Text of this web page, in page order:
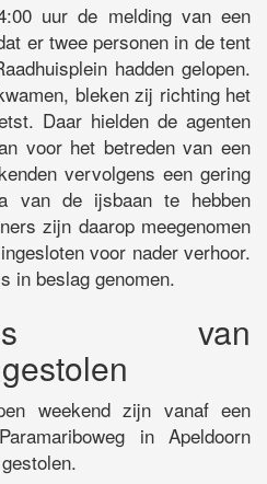
uur de melding van een
er twee personen in de tent
hadden gelopen.
bleken zij richting het
Daar hielden de agenten
voor het betreden van een
vervolgens een gering
van de ijsbaan te hebben
zijn daarop meegenomen
voor nader verhoor.
in beslag genomen.
van
weekend zijn vanaf een
in Apeldoorn